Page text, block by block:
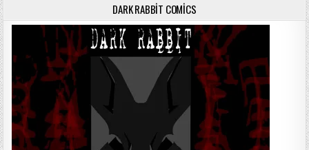
DARK RABBIT COMICS